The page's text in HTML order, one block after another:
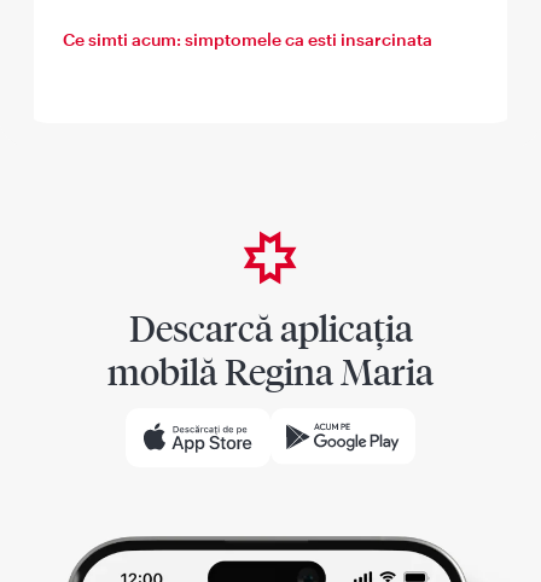
Ce simti acum: simptomele ca esti insarcinata
Descarcă aplicația
mobilă Regina Maria